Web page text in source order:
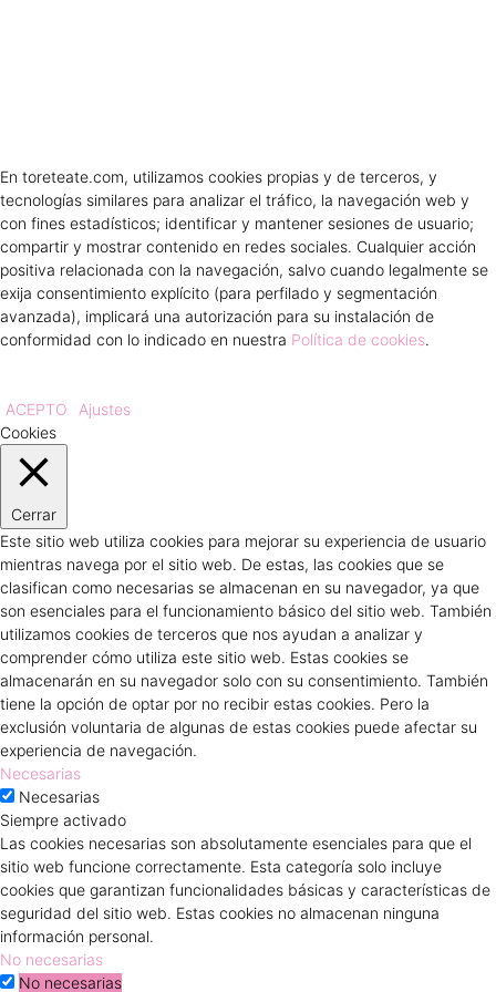
En toreteate.com, utilizamos cookies propias y de terceros, y
tecnologías similares para analizar el tráfico, la navegación web y
con fines estadísticos; identificar y mantener sesiones de usuario;
compartir y mostrar contenido en redes sociales. Cualquier acción
positiva relacionada con la navegación, salvo cuando legalmente se
exija consentimiento explícito (para perfilado y segmentación
avanzada), implicará una autorización para su instalación de
conformidad con lo indicado en nuestra Política de cookies.
ACEPTO
Ajustes
Cookies
Cerrar
Este sitio web utiliza cookies para mejorar su experiencia de usuario
mientras navega por el sitio web. De estas, las cookies que se
clasifican como necesarias se almacenan en su navegador, ya que
son esenciales para el funcionamiento básico del sitio web. También
utilizamos cookies de terceros que nos ayudan a analizar y
comprender cómo utiliza este sitio web. Estas cookies se
almacenarán en su navegador solo con su consentimiento. También
tiene la opción de optar por no recibir estas cookies. Pero la
exclusión voluntaria de algunas de estas cookies puede afectar su
experiencia de navegación.
Necesarias
Necesarias
Siempre activado
Las cookies necesarias son absolutamente esenciales para que el
sitio web funcione correctamente. Esta categoría solo incluye
cookies que garantizan funcionalidades básicas y características de
seguridad del sitio web. Estas cookies no almacenan ninguna
información personal.
No necesarias
No necesarias